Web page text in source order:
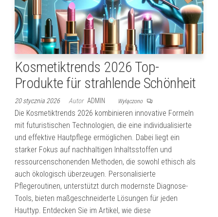
Kosmetiktrends 2026 Top-
Produkte für strahlende Schönheit
20 stycznia 2026 Autor ADMIN Wyłączono
Die Kosmetiktrends 2026 kombinieren innovative Formeln
mit futuristischen Technologien, die eine individualisierte
und effektive Hautpflege ermöglichen. Dabei liegt ein
starker Fokus auf nachhaltigen Inhaltsstoffen und
ressourcenschonenden Methoden, die sowohl ethisch als
auch ökologisch überzeugen. Personalisierte
Pflegeroutinen, unterstützt durch modernste Diagnose-
Tools, bieten maßgeschneiderte Lösungen für jeden
Hauttyp. Entdecken Sie im Artikel, wie diese